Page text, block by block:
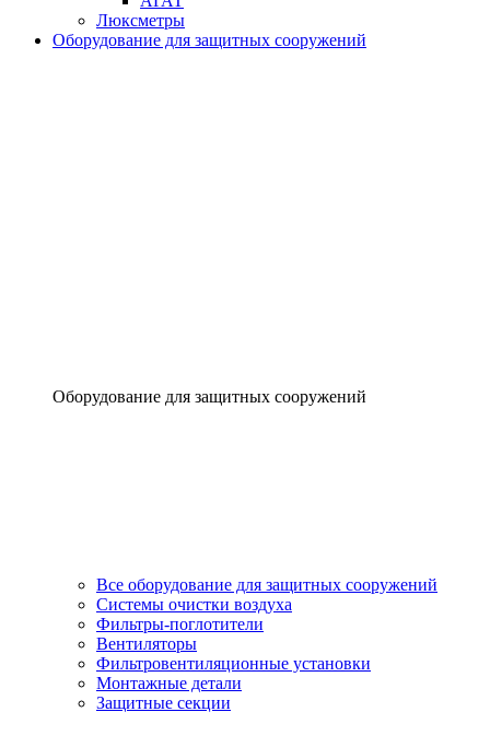
Люксметры
Оборудование для защитных сооружений
Оборудование для защитных сооружений
Все оборудование для защитных сооружений
Системы очистки воздуха
Фильтры-поглотители
Вентиляторы
Фильтровентиляционные установки
Монтажные детали
Защитные секции